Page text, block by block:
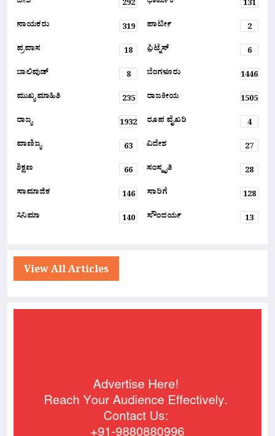
292
131
ನಾಯಕರು
319 ಪಾರ್ಟೀ
2
ಪ್ರವಾಸ
18 ಫ಼ಿಟ್ನೆಸ್
6
ಬಾಲಿವುಡ್
8 ಬೆಂಗಳೂರು
1446
ಮುಖ್ಯ ಮಾಹಿತಿ
235 ರಾಜಕೀಯ
1505
ರಾಜ್ಯ
1932 ರೂಪ ವೈಖರಿ
4
ವಾಣಿಜ್ಯ
63 ವಿದೇಶ
27
ಶಿಕ್ಷಣ
66 ಸಂಸ್ಕೃತಿ
28
ಸಾಮಾಜಿಕ
146 ಸಾರಿಗೆ
128
ಸಿನಿಮಾ
140 ಸೌಂದರ್ಯ 13
View All Articles